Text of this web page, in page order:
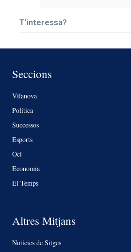
T’interessa?
Seccions
Vilanova
Política
Successos
Esports
Oci
Economia
El Temps
Altres Mitjans
Notícies de Sitges